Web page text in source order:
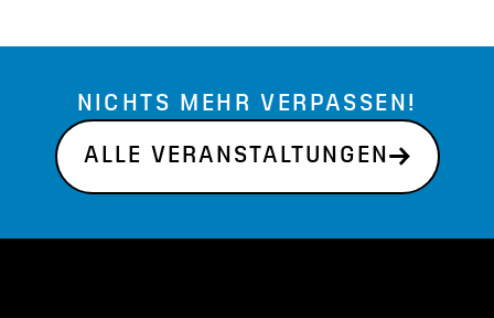
NICHTS MEHR VERPASSEN!
ALLE VERANSTALTUNGEN